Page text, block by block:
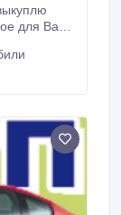
для Вас